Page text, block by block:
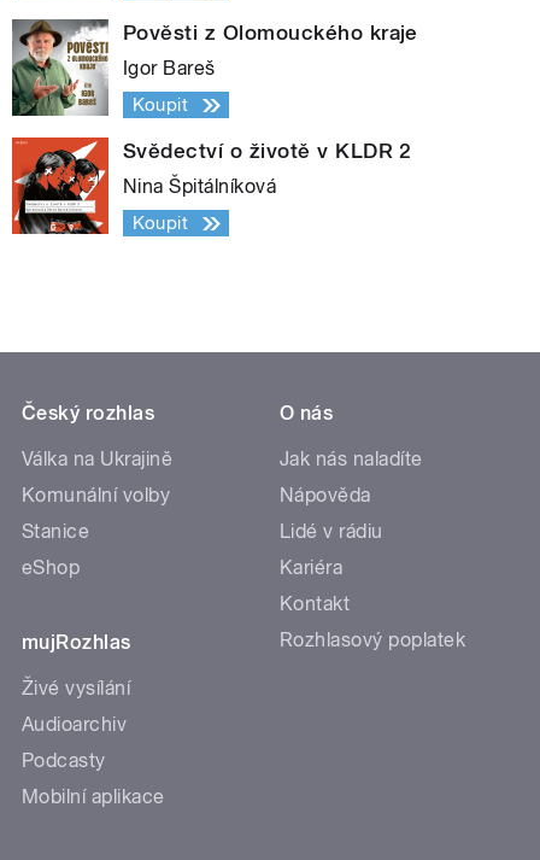
Pověsti z Olomouckého kraje
Igor Bareš
Koupit
Svědectví o životě v KLDR 2
Nina Špitálníková
Koupit
Český rozhlas
Válka na Ukrajině
Komunální volby
Stanice
eShop
mujRozhlas
Živé vysílání
Audioarchiv
Podcasty
Mobilní aplikace
O nás
Jak nás naladíte
Nápověda
Lidé v rádiu
Kariéra
Kontakt
Rozhlasový poplatek